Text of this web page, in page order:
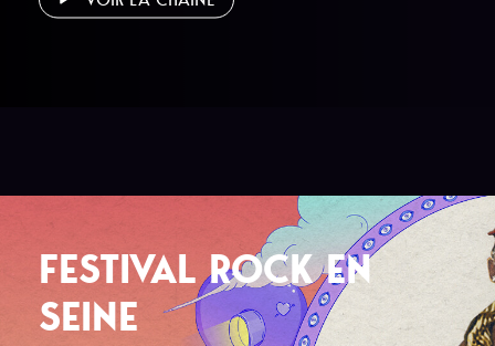
FESTIVAL ROCK EN
SEINE